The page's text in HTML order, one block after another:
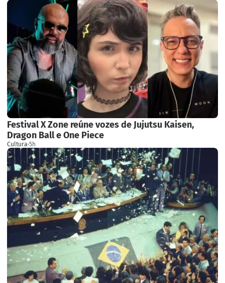
Festival X Zone reúne vozes de Jujutsu Kaisen,
Dragon Ball e One Piece
Cultura·5h